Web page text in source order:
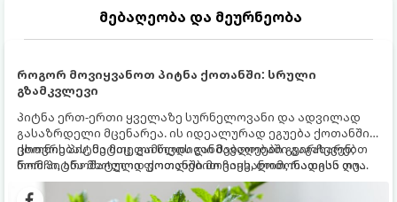
მებაღეობა და მეურნეობა
როგორ მოვიყვანოთ პიტნა ქოთანში: სრული
გზამკვლევი
პიტნა ერთ-ერთი ყველაზე სურნელოვანი და ადვილად
გასაზრდელი მცენარეა. ის იდეალურად ეგუება ქოთანში
ცხოვრებას, მეტიც, გამოცდილი მებაღეები გვირჩევენ,
რომ პიტნა მხოლოდ ქოთანში მოვიყვანოთ, რადგან ღია
გრუნტში (ბაღში) დარგვისას ის ფესვებით ძალიან
სწრაფად ვრცელდება და სხვა მცენარეებს ავიწროებს.
ქოთნის პიტნა მთელი წლის განმავლობაში გაგახარებთ
ნორჩი, არომატული ფოთლებით ჩაის, ლიმონათისა თუ
კერძებისთვის.